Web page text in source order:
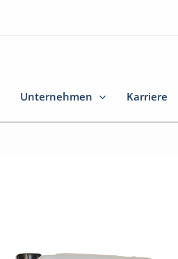
Unternehmen Karriere